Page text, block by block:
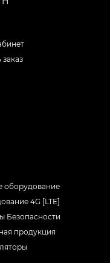
оборудование
4G [LTE]
Безопасности
продукция